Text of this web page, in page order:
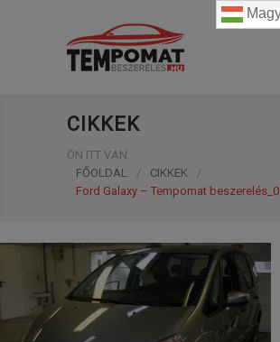
CIKKEK
ÖN ITT VAN:
FŐOLDAL
/ CIKKEK
/
Ford Galaxy – Tempomat